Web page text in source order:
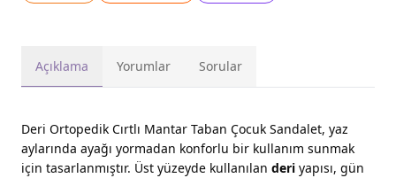
Açıklama Yorumlar Sorular
Deri Ortopedik Cırtlı Mantar Taban Çocuk Sandalet, yaz
aylarında ayağı yormadan konforlu bir kullanım sunmak
için tasarlanmıştır. Üst yüzeyde kullanılan deri yapısı, gün